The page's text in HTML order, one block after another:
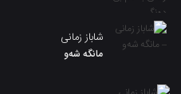
شاباز زمانی
مانگە شەو